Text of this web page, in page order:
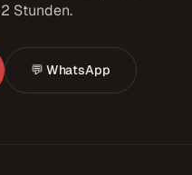
Stunden.
💬 WhatsApp